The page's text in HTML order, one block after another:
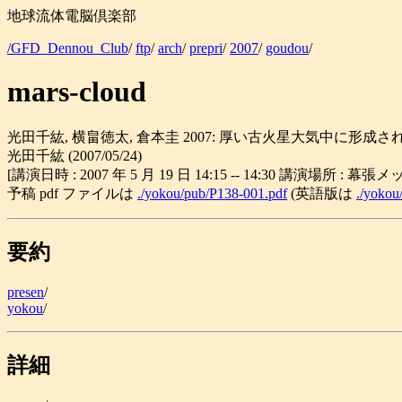
地球流体電脳倶楽部
/GFD_Dennou_Club/ftp/arch/prepri/ 2007/ goudou/
mars-cloud
光田千紘, 横畠徳太, 倉本圭 2007: 厚い古火星大気中に形成
光田千紘 (2007/05/24)
[講演日時 : 2007 年 5 月 19 日 14:15 -- 14:30 講演場所 : 幕張
予稿 pdf ファイルは ./yokou/pub/P138-001.pdf(英語版は ./
要約
presen/
yokou/
詳細